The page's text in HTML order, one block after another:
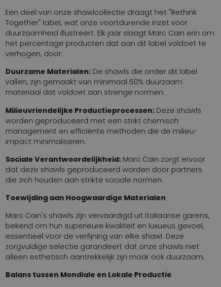
Een deel van onze shawlcollectie draagt het "Rethink
Together" label, wat onze voortdurende inzet voor
duurzaamheid illustreert. Elk jaar slaagt Marc Cain erin om
het percentage producten dat aan dit label voldoet te
verhogen, door:
Duurzame Materialen: De shawls die onder dit label
vallen, zijn gemaakt van minimaal 50% duurzaam
materiaal dat voldoet aan strenge normen.
Milieuvriendelijke Productieprocessen: Deze shawls
worden geproduceerd met een strikt chemisch
management en efficiënte methoden die de milieu-
impact minimaliseren.
Sociale Verantwoordelijkheid: Marc Cain zorgt ervoor
dat deze shawls geproduceerd worden door partners
die zich houden aan strikte sociale normen.
Toewijding aan Hoogwaardige Materialen
Marc Cain's shawls zijn vervaardigd uit Italiaanse garens,
bekend om hun superieure kwaliteit en luxueus gevoel,
essentieel voor de verfijning van elke shawl. Deze
zorgvuldige selectie garandeert dat onze shawls niet
alleen esthetisch aantrekkelijk zijn maar ook duurzaam.
Balans tussen Mondiale en Lokale Productie